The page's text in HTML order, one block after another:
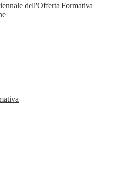
dell'Offerta Formativa